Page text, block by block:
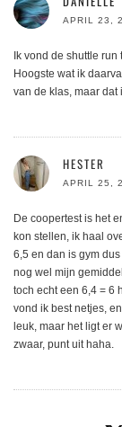
APRIL 23,
Ik vond de shuttle
Hoogste wat ik
van de klas, maar
HESTER
APRIL 25,
De coopertest is het
kon stellen, ik haal
6,5 en dan is gym
nog wel mijn
toch echt een 6,4 = 6
vond ik best netjes,
leuk, maar het ligt er
zwaar, punt uit haha.